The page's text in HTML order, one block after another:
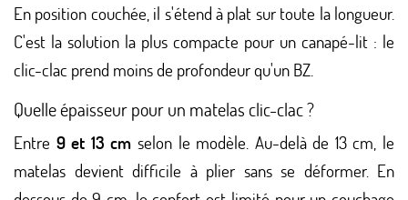
En position couchée, il s'étend à plat sur toute la longueur.
C'est la solution la plus compacte pour un canapé-lit : le
clic-clac prend moins de profondeur qu'un BZ.
Quelle épaisseur pour un matelas clic-clac ?
Entre 9 et 13 cm selon le modèle. Au-delà de 13 cm, le
matelas devient difficile à plier sans se déformer. En